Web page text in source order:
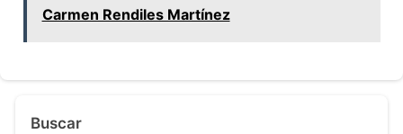
Carmen Rendiles Martínez
Buscar